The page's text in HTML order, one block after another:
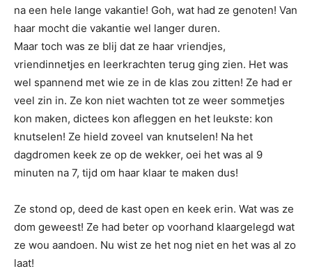
na een hele lange vakantie! Goh, wat had ze genoten! Van
haar mocht die vakantie wel langer duren.
Maar toch was ze blij dat ze haar vriendjes,
vriendinnetjes en leerkrachten terug ging zien. Het was
wel spannend met wie ze in de klas zou zitten! Ze had er
veel zin in. Ze kon niet wachten tot ze weer sommetjes
kon maken, dictees kon afleggen en het leukste: kon
knutselen! Ze hield zoveel van knutselen! Na het
dagdromen keek ze op de wekker, oei het was al 9
minuten na 7, tijd om haar klaar te maken dus!
Ze stond op, deed de kast open en keek erin. Wat was ze
dom geweest! Ze had beter op voorhand klaargelegd wat
ze wou aandoen. Nu wist ze het nog niet en het was al zo
laat!